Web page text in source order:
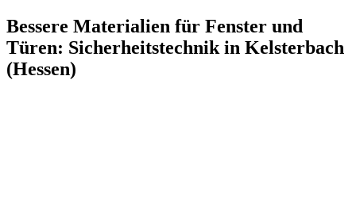
Bessere Materialien für Fenster und
Türen: Sicherheitstechnik in Kelsterbach
(Hessen)